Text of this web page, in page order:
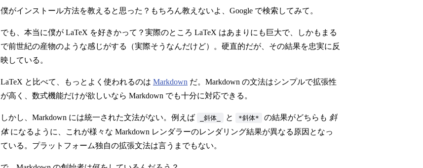
僕がインストール方法を教えると思った？もちろん教えないよ、Google で検索してみて。
でも、本当に僕が LaTeX を好きかって？実際のところ LaTeX はあまりにも巨大で、しかもまる
で前世紀の産物のような感じがする（実際そうなんだけど）。硬直的だが、その結果を忠実に反
映している。
LaTeX と比べて、もっとよく使われるのは Markdown だ。Markdown の文法はシンプルで拡張性
が高く、数式機能だけが欲しいなら Markdown でも十分に対応できる。
しかし、Markdown には統一された文法がない。例えば _斜体_ と *斜体* の結果がどちらも 斜
体になるように、これが様々な Markdown レンダラーのレンダリング結果が異なる原因となっ
ている。プラットフォーム独自の拡張文法は言うまでもない。